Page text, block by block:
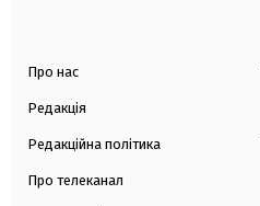
Про нас
Редакція
Редакційна політика
Про телеканал